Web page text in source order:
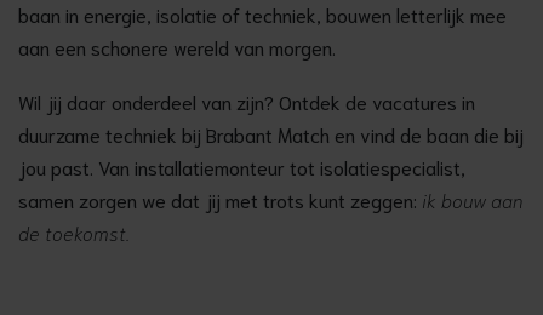
baan in energie, isolatie of techniek, bouwen letterlijk mee
aan een schonere wereld van morgen.
Wil jij daar onderdeel van zijn? Ontdek de vacatures in
duurzame techniek bij Brabant Match en vind de baan die bij
jou past. Van installatiemonteur tot isolatiespecialist,
samen zorgen we dat jij met trots kunt zeggen: ik bouw aan
de toekomst.